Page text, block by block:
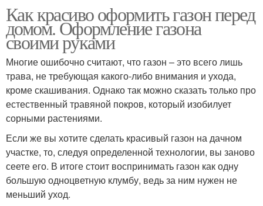
Как красиво оформить газон перед
домом. Оформление газона
своими руками
Многие ошибочно считают, что газон – это всего лишь
трава, не требующая какого-либо внимания и ухода,
кроме скашивания. Однако так можно сказать только про
естественный травяной покров, который изобилует
сорными растениями.
Если же вы хотите сделать красивый газон на дачном
участке, то, следуя определенной технологии, вы заново
сеете его. В итоге стоит воспринимать газон как одну
большую одноцветную клумбу, ведь за ним нужен не
меньший уход.